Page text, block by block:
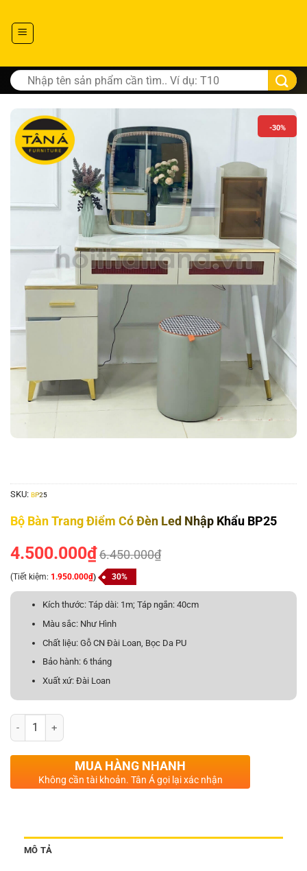
Tìm
kiếm:
-30%
SKU: BP25
Bộ Bàn Trang Điểm Có Đèn Led Nhập Khẩu BP25
4.500.000₫6.450.000₫
(Tiết kiệm: 1.950.000₫) 30%
Kích thước: Táp dài: 1m; Táp ngắn: 40cm
Màu sắc: Như Hình
Chất liệu: Gỗ CN Đài Loan, Bọc Da PU
Bảo hành: 6 tháng
Xuất xứ: Đài Loan
Bộ Bàn Trang Điểm Có Đèn Led Nhập Khẩu BP25 số lượng
MUA HÀNG NHANH
Không cần tài khoản. Tân Á gọi lại xác nhận
MÔ TẢ